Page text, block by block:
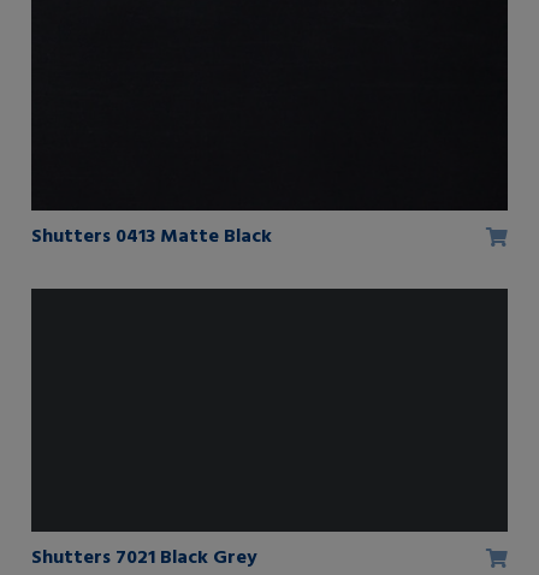
Shutters 0413 Matte Black
Shutters 7021 Black Grey